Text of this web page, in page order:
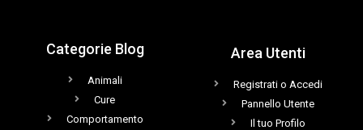
Categorie Blog
Animali
Cure
Comportamento
Area Utenti
Registrati o Accedi
Pannello Utente
Il tuo Profilo